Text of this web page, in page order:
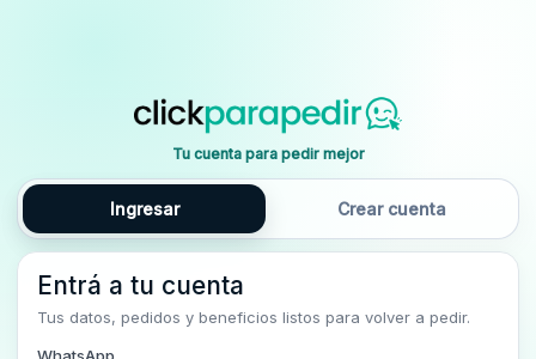
Tu cuenta para pedir mejor
Ingresar Crear cuenta
Entrá a tu cuenta
Tus datos, pedidos y beneficios listos para volver a pedir.